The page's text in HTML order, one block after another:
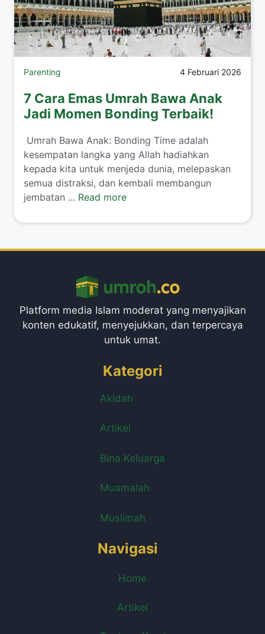
Parenting 4 Februari 2026
7 Cara Emas Umrah Bawa Anak
Jadi Momen Bonding Terbaik!
​ Umrah Bawa Anak: Bonding Time adalah
kesempatan langka yang Allah hadiahkan
kepada kita untuk menjeda dunia, melepaskan
semua distraksi, dan kembali membangun
jembatan ... Read more
Platform media Islam moderat yang menyajikan
konten edukatif, menyejukkan, dan terpercaya
untuk umat.
Kategori
Akidah
Artikel
Bina Keluarga
Muamalah
Muslimah
Navigasi
Home
Artikel